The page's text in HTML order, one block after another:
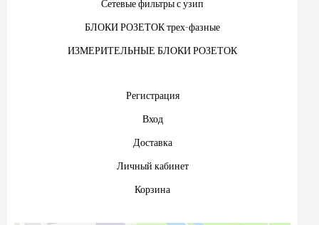
Сетевые фильтры с узип
БЛОКИ РОЗЕТОК трех-фазные
ИЗМЕРИТЕЛЬНЫЕ БЛОКИ РОЗЕТОК
Регистрация
Вход
Доставка
Личный кабинет
Корзина